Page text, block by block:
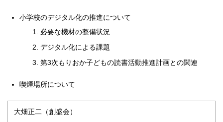
小学校のデジタル化の推進について
必要な機材の整備状況
デジタル化による課題
第3次もりおか子どもの読書活動推進計画との関連
喫煙場所について
大畑正二（創盛会）